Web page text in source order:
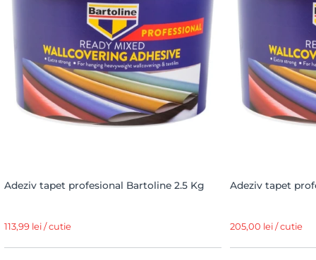
Adeziv tapet profesional Bartoline 2.5 Kg
113,99 lei / cutie
Adeziv tapet
205,00 lei / cutie